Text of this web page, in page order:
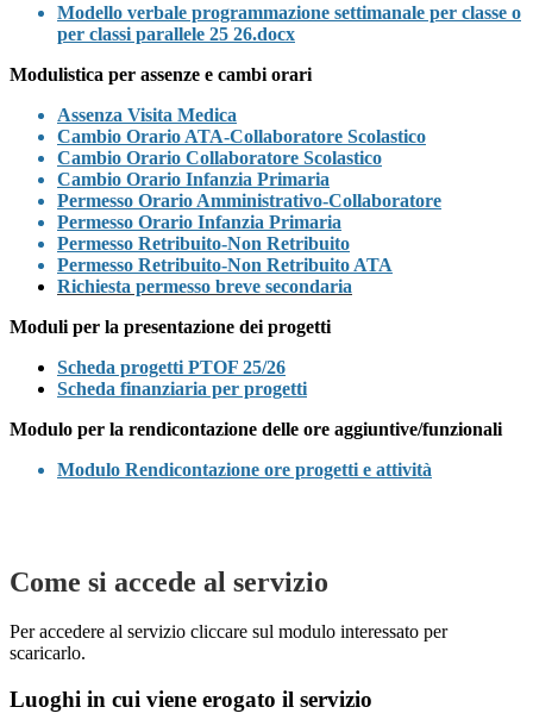
Modello verbale programmazione settimanale per classe o
per classi parallele 25 26.docx
Modulistica per assenze e cambi orari
Assenza Visita Medica
Cambio Orario ATA-Collaboratore Scolastico
Cambio Orario Collaboratore Scolastico
Cambio Orario Infanzia Primaria
Permesso Orario Amministrativo-Collaboratore
Permesso Orario Infanzia Primaria
Permesso Retribuito-Non Retribuito
Permesso Retribuito-Non Retribuito ATA
Richiesta permesso breve secondaria
Moduli per la presentazione dei progetti
Scheda progetti PTOF 25/26
Scheda finanziaria per progetti
Modulo per la rendicontazione delle ore aggiuntive/funzionali
Modulo Rendicontazione ore progetti e attività
Come si accede al servizio
Per accedere al servizio cliccare sul modulo interessato per
scaricarlo.
Luoghi in cui viene erogato il servizio